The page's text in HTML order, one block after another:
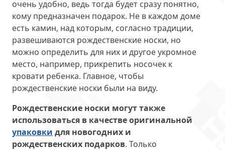
очень удобно, ведь тогда будет сразу понятно,
кому предназначен подарок. Не в каждом доме
есть камин, над которым, согласно традиции,
развешиваются рождественские носки, но
можно определить для них и другое укромное
место, например, прикрепить носочек к
кровати ребенка. Главное, чтобы
рождественские носки были на виду.
Рождественские носки могут также
использоваться в качестве оригинальной
упаковки для новогодних и
рождественских подарков. Только